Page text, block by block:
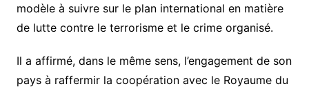
modèle à suivre sur le plan international en matière
de lutte contre le terrorisme et le crime organisé.
Il a affirmé, dans le même sens, l’engagement de son
pays à raffermir la coopération avec le Royaume du